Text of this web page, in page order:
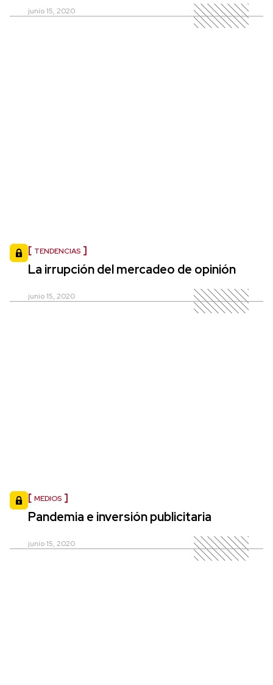
junio 15, 2020
TENDENCIAS
La irrupción del mercadeo de opinión
junio 15, 2020
MEDIOS
Pandemia e inversión publicitaria
junio 15, 2020